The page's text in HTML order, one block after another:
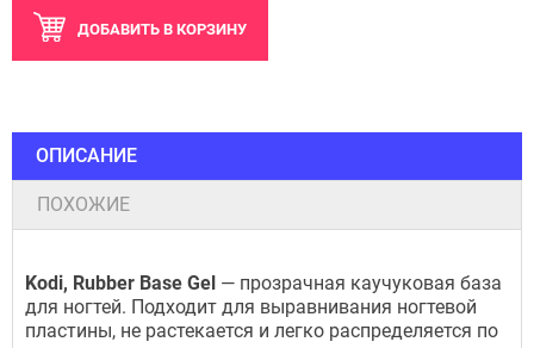
ДОБАВИТЬ В КОРЗИНУ
ОПИСАНИЕ
ПОХОЖИЕ
Kodi, Rubber Base Gel — прозрачная каучуковая база
для ногтей. Подходит для выравнивания ногтевой
пластины, не растекается и легко распределяется по